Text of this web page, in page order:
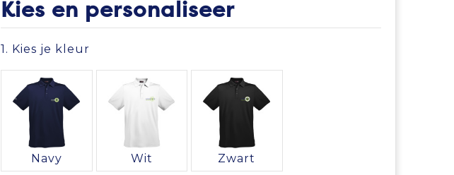
Kies en personaliseer
1. Kies je kleur
Navy Wit Zwart